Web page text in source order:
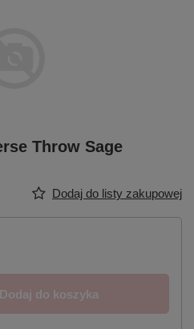
Throw Sage
Dodaj do listy zakupowej
Dodaj do koszyka